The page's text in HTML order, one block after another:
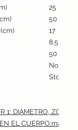
25
50
17
8.5
50
No
Stock
1: DIÁMETRO, ZONA
EL CUERPO.max: